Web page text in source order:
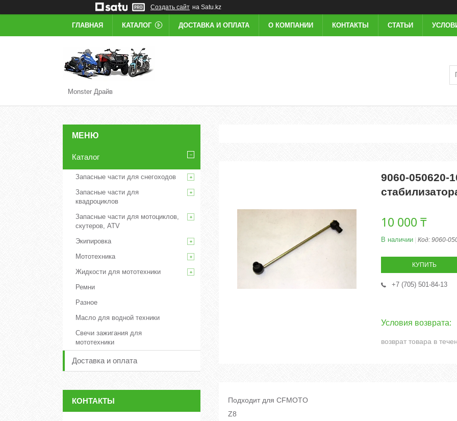
Создать сайт на Satu.kz
ГЛАВНАЯ КАТАЛОГ ДОСТАВКА И ОПЛАТА О КОМПАНИИ КОНТАКТЫ СТАТЬИ
Monster Драйв
9060-050620-
10 000 ₸
В наличии Код: 9060-
КУПИТЬ
+7 (705) 501-84-13
возврат товара в
Подходит для CFMOTO
Z8
Каталог
Запасные части для снегоходов
Запасные части для
квадроциклов
Запасные части для мотоциклов,
скутеров, ATV
Экипировка
Мототехника
Жидкости для мототехники
Ремни
Разное
Масло для водной техники
Свечи зажигания для
мототехники
Доставка и оплата
КОНТАКТЫ